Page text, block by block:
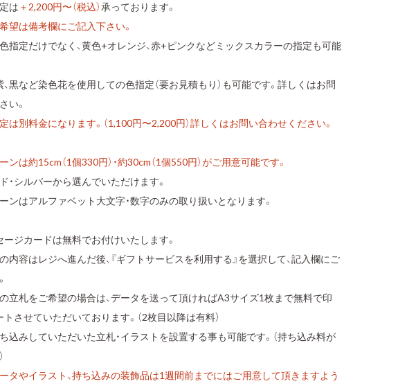
は ＋2,200円〜（税込）承っております。
望は備考欄にご記入下さい。
指定だけでなく、黄色+オレンジ、赤+ピンクなどミックスカラーの指定も可能
、黒など染色花を使用しての色指定（要お見積もり）も可能です。詳しくはお問
い。
は別料金になります。（1,100円〜2,200円）詳しくはお問い合わせください。
ンは約15cm（1個330円）・約30cm（1個550円）がご用意可能です。
・シルバーから選んでいただけます。
ンはアルファベット大文字・数字のみの取り扱いとなります。
ージカードは無料でお付けいたします。
内容はレジへ進んだ後、『ギフトサービスを利用する』を選択して、記入欄にご
立札をご希望の場合は、データを送って頂ければA3サイズ1枚まで無料で印
トさせていただいております。（2枚目以降は有料）
込みしていただいた立札・イラストを設置する事も可能です。（持ち込み料が
タやイラスト、持ち込みの装飾品は1週間前までにはご用意して頂きますよう